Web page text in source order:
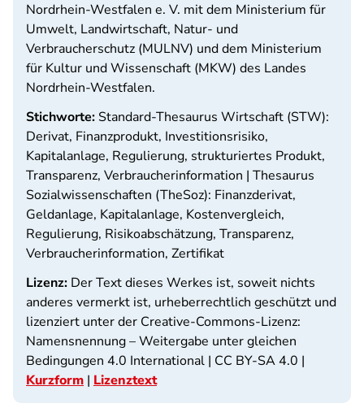
Nordrhein-Westfalen e. V. mit dem Ministerium für
Umwelt, Landwirtschaft, Natur- und
Verbraucherschutz (MULNV) und dem Ministerium
für Kultur und Wissenschaft (MKW) des Landes
Nordrhein-Westfalen.
Stichworte: Standard-Thesaurus Wirtschaft (STW):
Derivat, Finanzprodukt, Investitionsrisiko,
Kapitalanlage, Regulierung, strukturiertes Produkt,
Transparenz, Verbraucherinformation | Thesaurus
Sozialwissenschaften (TheSoz): Finanzderivat,
Geldanlage, Kapitalanlage, Kostenvergleich,
Regulierung, Risikoabschätzung, Transparenz,
Verbraucherinformation, Zertifikat
Lizenz: Der Text dieses Werkes ist, soweit nichts
anderes vermerkt ist, urheberrechtlich geschützt und
lizenziert unter der Creative-Commons-Lizenz:
Namensnennung – Weitergabe unter gleichen
Bedingungen 4.0 International | CC BY-SA 4.0 |
Kurzform | Lizenztext